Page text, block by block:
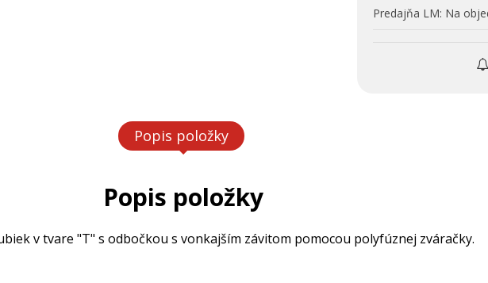
Predajňa LM: Na
Popis položky
Popis položky
v tvare "T" s odbočkou s vonkajším závitom pomocou polyfúznej zváračky.